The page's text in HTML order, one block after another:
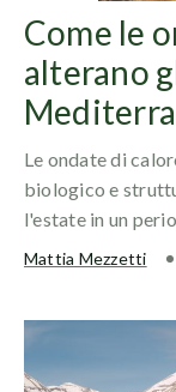
Come le
alterano
Le ondate di
biologico e
l'estate in un
Mattia Mezzetti